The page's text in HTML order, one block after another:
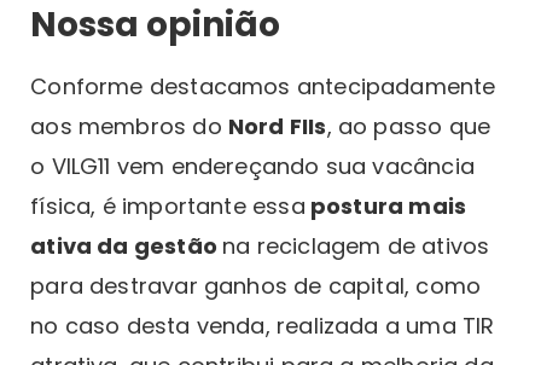
Nossa opinião
Conforme destacamos antecipadamente
aos membros do Nord FIIs, ao passo que
o VILG11 vem endereçando sua vacância
física, é importante essa postura mais
ativa da gestão na reciclagem de ativos
para destravar ganhos de capital, como
no caso desta venda, realizada a uma TIR